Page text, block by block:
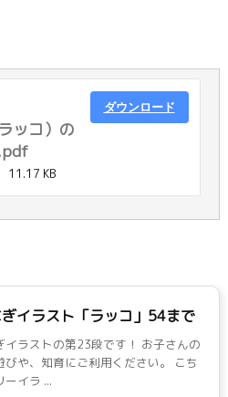
ッコ）の
11.17 KB
ダウンロード
イラスト「ラッコ」54まで
イラストの第23段です！ お子さんの
びや、知育にご利用ください。 こち
ーイラ ...